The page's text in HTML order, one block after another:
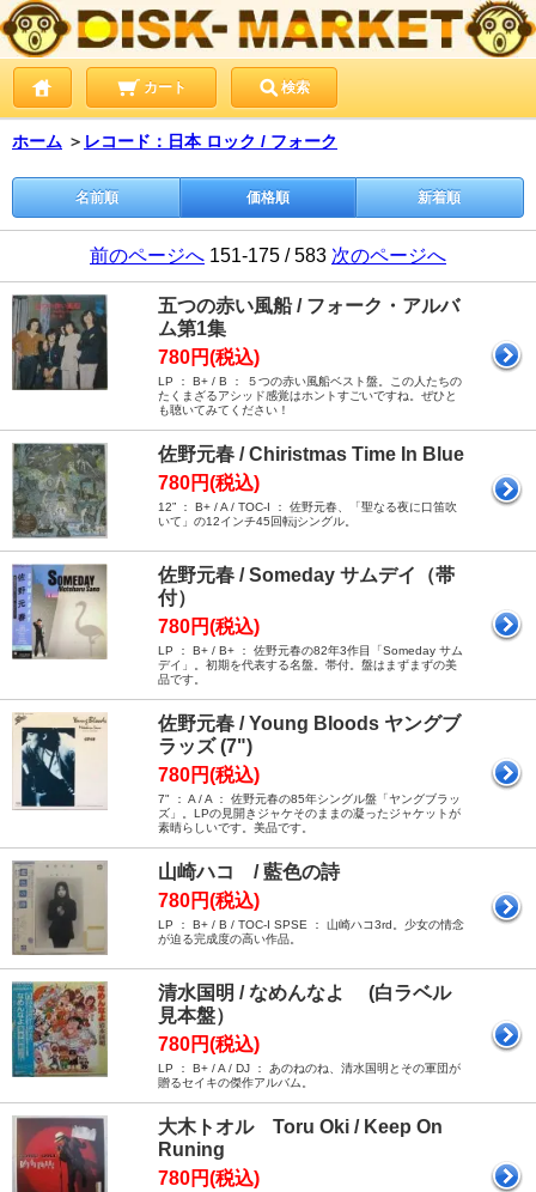
カート 検索
ホーム ＞ レコード：日本 ロック / フォーク
名前順 価格順 新着順
前のページへ 151-175 / 583 次のページへ
五つの赤い風船 / フォーク・アルバ
ム第1集
780円(税込)
LP ： B+ / B ： ５つの赤い風船ベスト盤。この人たちの
たくまざるアシッド感覚はホントすごいですね。ぜひと
も聴いてみてください！
佐野元春 / Chiristmas Time In Blue
780円(税込)
12” ： B+ / A / TOC-I ： 佐野元春、「聖なる夜に口笛吹
いて」の12インチ45回転jシングル。
佐野元春 / Someday サムデイ（帯
付）
780円(税込)
LP ： B+ / B+ ： 佐野元春の82年3作目「Someday サム
デイ」。初期を代表する名盤。帯付。盤はまずまずの美
品です。
佐野元春 / Young Bloods ヤングブ
ラッズ (7")
780円(税込)
7" ： A / A ： 佐野元春の85年シングル盤「ヤングブラッ
ズ」。LPの見開きジャケそのままの凝ったジャケットが
素晴らしいです。美品です。
山崎ハコ / 藍色の詩
780円(税込)
LP ： B+ / B / TOC-I SPSE ： 山崎ハコ3rd。少女の情念
が迫る完成度の高い作品。
清水国明 / なめんなよ (白ラベル
見本盤）
780円(税込)
LP ： B+ / A / DJ ： あのねのね、清水国明とその軍団が
贈るセイキの傑作アルバム。
大木トオル Toru Oki / Keep On
Runing
780円(税込)